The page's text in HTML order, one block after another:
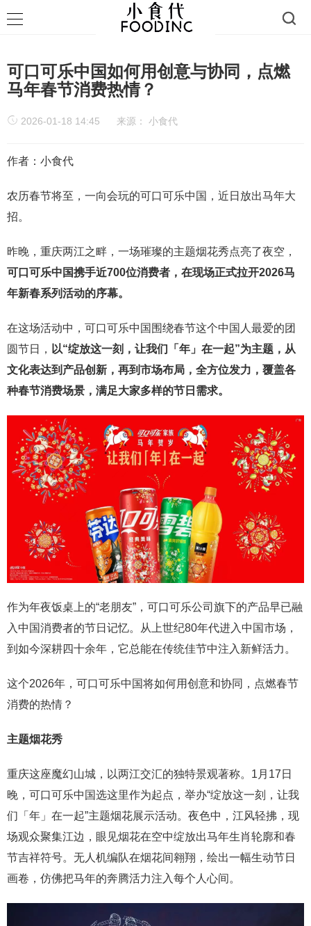
可口可乐中国如何用创意与协同，点燃
马年春节消费热情？
2026-01-18 14:45 来源： 小食代
作者：小食代
农历春节将至，一向会玩的可口可乐中国，近日放出马年大
招。
昨晚，重庆两江之畔，一场璀璨的主题烟花秀点亮了夜空，
可口可乐中国携手近700位消费者，在现场正式拉开2026马
年新春系列活动的序幕。
在这场活动中，可口可乐中国围绕春节这个中国人最爱的团
圆节日， 以“绽放这一刻，让我们「年」在一起”为主题，从
文化表达到产品创新，再到市场布局，全方位发力，覆盖各
种春节消费场景，满足大家多样的节日需求。
作为年夜饭桌上的“老朋友”，可口可乐公司旗下的产品早已融
入中国消费者的节日记忆。从上世纪80年代进入中国市场，
到如今深耕四十余年，它总能在传统佳节中注入新鲜活力。
这个2026年，可口可乐中国将如何用创意和协同，点燃春节
消费的热情？
主题烟花秀
重庆这座魔幻山城，以两江交汇的独特景观著称。1月17日
晚，可口可乐中国选这里作为起点，举办“绽放这一刻，让我
们「年」在一起”主题烟花展示活动。夜色中，江风轻拂，现
场观众聚集江边，眼见烟花在空中绽放出马年生肖轮廓和春
节吉祥符号。无人机编队在烟花间翱翔，绘出一幅生动节日
画卷，仿佛把马年的奔腾活力注入每个人心间。